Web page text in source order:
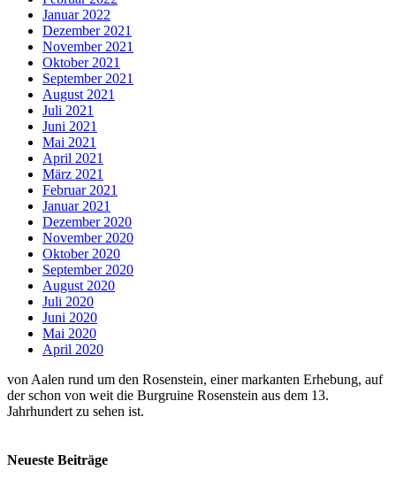
Januar 2022
Dezember 2021
November 2021
Oktober 2021
September 2021
August 2021
Juli 2021
Juni 2021
Mai 2021
April 2021
März 2021
Februar 2021
Januar 2021
Dezember 2020
November 2020
Oktober 2020
September 2020
August 2020
Juli 2020
Juni 2020
Mai 2020
April 2020
von Aalen rund um den Rosenstein, einer markanten Erhebung, auf
der schon von weit die Burgruine Rosenstein aus dem 13.
Jahrhundert zu sehen ist.
Neueste Beiträge